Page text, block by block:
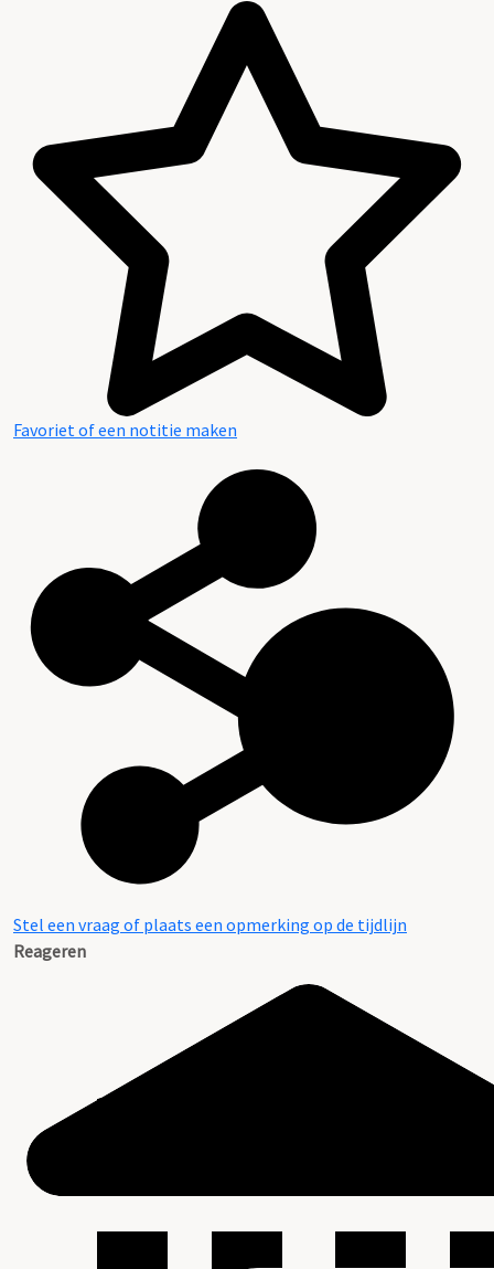
Favoriet of een notitie maken
Stel een vraag of plaats een opmerking op de tijdlijn
Reageren